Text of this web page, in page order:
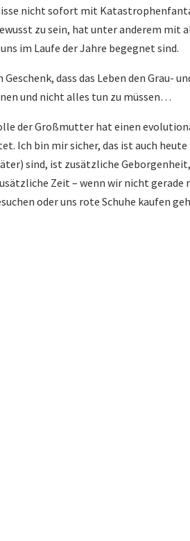
nicht sofort mit
zu sein, hat unter anderem mit
im Laufe der Jahre begegnet sind.
dass das Leben den Grau-
und nicht alles tun zu müssen…
der Großmutter hat einen
Ich bin mir sicher, das ist auch heute
sind, ist zusätzliche
Zeit – wenn wir nicht gerade
oder uns rote Schuhe kaufen